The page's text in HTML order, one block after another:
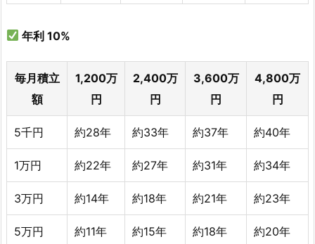
年利10%
毎月積立
額
1,200万
円
2,400万
円
3,600万
円
4,800万
円
5千円 約28年 約33年 約37年 約40年
1万円 約22年 約27年 約31年 約34年
3万円 約14年 約18年 約21年 約23年
5万円 約11年 約15年 約18年 約20年